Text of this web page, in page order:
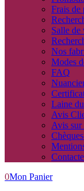
Frais de
Salle de
Nos
Modes
FAQ
Laine
Avis
Avis sur
0Mon Panier